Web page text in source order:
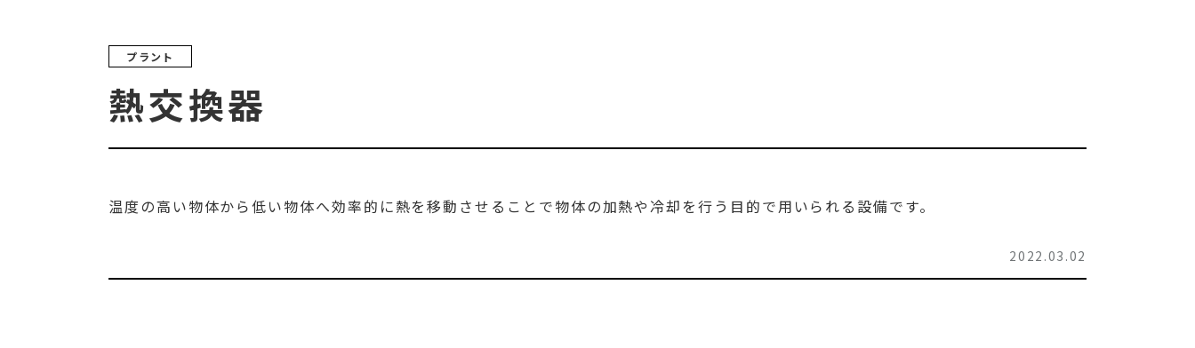
プラント
熱交換器
温度の高い物体から低い物体へ効率的に熱を移動させることで物体の加熱や冷却を行う目的で用いられる設備です。
2022.03.02